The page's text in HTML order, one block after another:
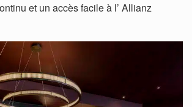
et un accès facile à l’ Allianz